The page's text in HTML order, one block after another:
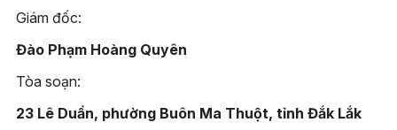
Giám đốc:
Đào Phạm Hoàng Quyên
Tòa soạn:
23 Lê Duẩn, phường Buôn Ma Thuột, tỉnh Đắk Lắk